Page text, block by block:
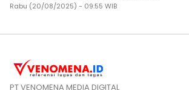
Rabu (20/08/2025) - 09:55 WIB
PT VENOMENA MEDIA DIGITAL